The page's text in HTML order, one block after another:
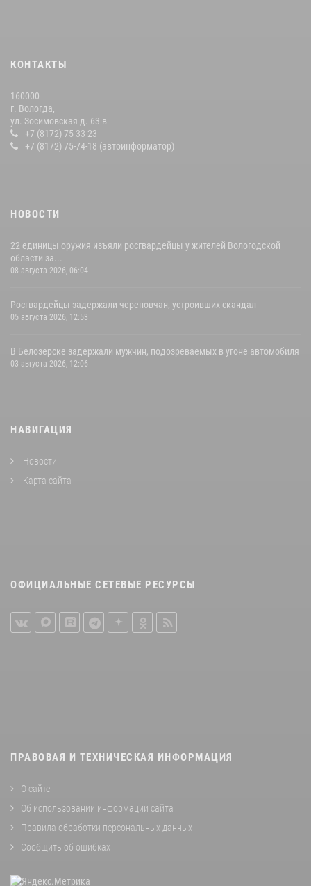
КОНТАКТЫ
160000
г. Вологда,
ул. Зосимовская д. 63 в
+7 (8172) 75-33-23
+7 (8172) 75-74-18 (автоинформатор)
НОВОСТИ
22 единицы оружия изъяли росгвардейцы у жителей Вологодской
области за...
08 августа 2026, 06:04
Росгвардейцы задержали череповчан, устроивших скандал
05 августа 2026, 12:53
В Белозерске задержали мужчин, подозреваемых в угоне автомобиля
03 августа 2026, 12:06
НАВИГАЦИЯ
Новости
Карта сайта
ОФИЦИАЛЬНЫЕ СЕТЕВЫЕ РЕСУРСЫ
ПРАВОВАЯ И ТЕХНИЧЕСКАЯ ИНФОРМАЦИЯ
О сайте
Об использовании информации сайта
Правила обработки персональных данных
Сообщить об ошибках